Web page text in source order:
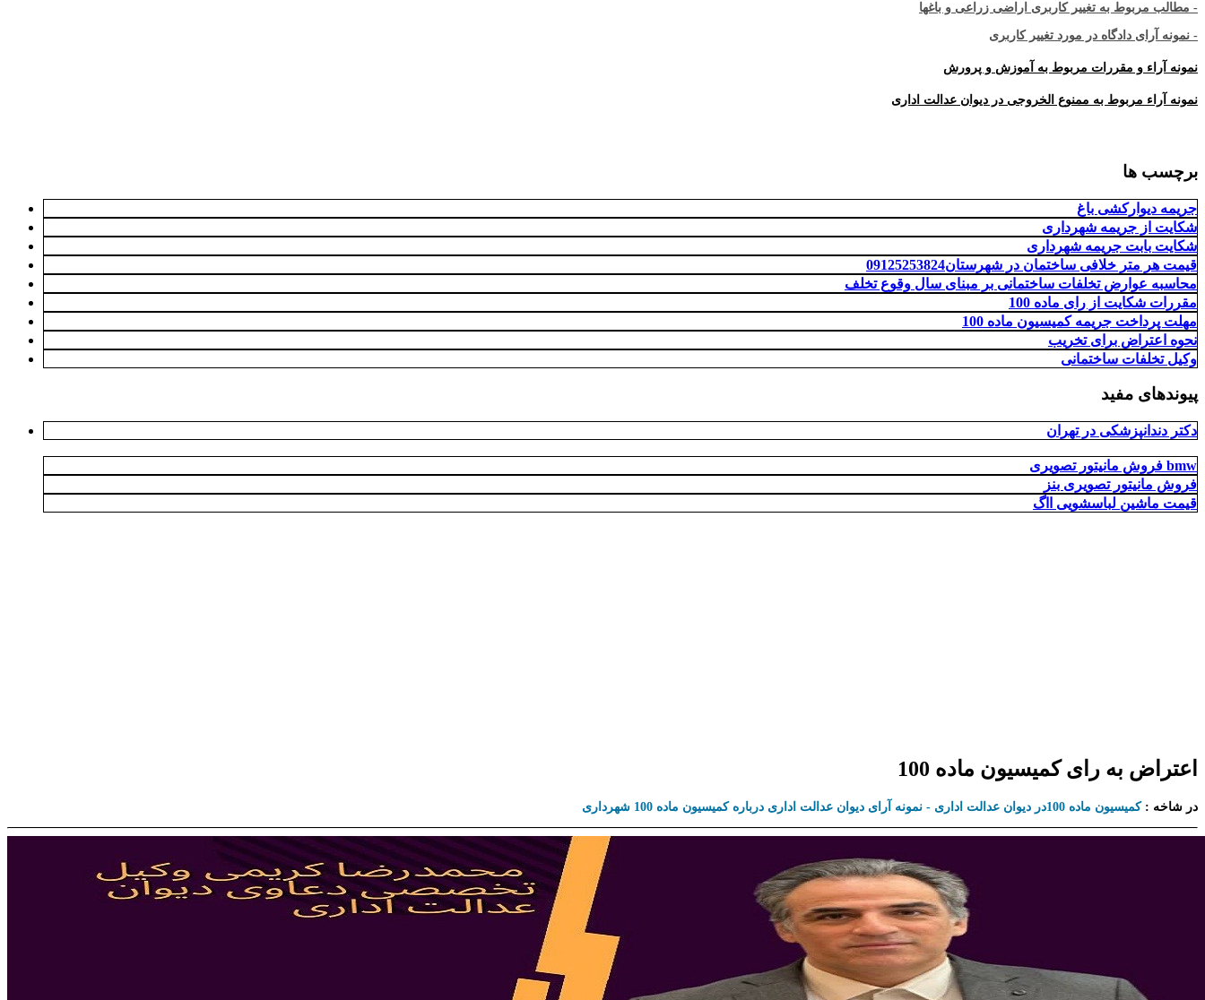
- مطالب مربوط به تغییر کاربری اراضی زراعی و باغها
- نمونه آرای دادگاه در مورد تغییر کاربری
نمونه آراء و مقررات مربوط به آموزش و پرورش
نمونه آراء مربوط به ممنوع الخروجی در دیوان عدالت اداری
برچسب ها
جریمه دیوارکشی باغ
شکایت از جریمه شهرداری
شکایت بابت جریمه شهرداری
قیمت هر متر خلافی ساختمان در شهرستان09125253824
محاسبه عوارض تخلفات ساختمانی بر مبنای سال وقوع تخلف
مقررات شکایت از رای ماده 100
مهلت پرداخت جریمه کمیسیون ماده 100
نحوه اعتراض برای تخریب
وکیل تخلفات ساختمانی
پیوندهای مفید
دکتر دندانپزشکی در تهران
فروش مانیتور تصویری bmw
فروش مانیتور تصویری بنز
قیمت ماشین لباسشویی ااگ
اعتراض به رای کمیسیون ماده 100
در شاخه : کمیسیون ماده 100در دیوان عدالت اداری - نمونه آرای دیوان عدالت اداری درباره کمیسیون ماده 100 شهرداری